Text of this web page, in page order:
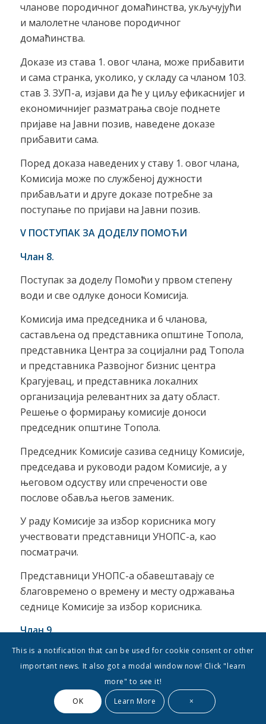
чланове породичног домаћинства, укључујући
и малолетне чланове породичног
домаћинства.
Доказе из става 1. овог члана, може прибавити
и сама странка, уколико, у складу са чланом 103.
став 3. ЗУП-а, изјави да ће у циљу ефикаснијег и
економичнијег разматрања своје поднете
пријаве на Јавни позив, наведене доказе
прибавити сама.
Поред доказа наведених у ставу 1. овог члана,
Комисија може по службеној дужности
прибављати и друге доказе потребне за
поступање по пријави на Јавни позив.
V ПОСТУПАК ЗА ДОДЕЛУ ПОМОЋИ
Члан 8.
Поступак за доделу Помоћи у првом степену
води и све одлуке доноси Комисија.
Комисија има председника и 6 чланoва,
састављена од представника општине Топола,
представника Центра за социјални рад Топола
и представника Развојног бизнис центра
Крагујевац, и представника локалних
организација релевантних за дату област.
Решење о формирању комисије доноси
председник општине Топола.
Председник Комисије сазива седницу Комисије,
председава и руководи радом Комисије, а у
његовом одсуству или спречености ове
послове обавља његов заменик.
У раду Комисије за избор корисника могу
учествовати представници УНОПС-а, као
посматрачи.
Представници УНОПС-а обавештавају се
благовремено о времену и месту одржавања
седнице Комисије за избор корисника.
Члан 9.
Комисија пуноважно ради и одлучује ако
седници присуствује више од половине
чланова. Комисија ради у седницама и одлуке
доноси консензусом.
This is a notification that can be used for cookie consent or other
important news. It also got a modal window now! Click "learn
more" to see it!
OK
Learn More ×